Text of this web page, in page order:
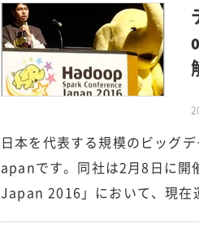
日本を代表する規模のビッグ
apanです。同社は2月8日に
Japan 2016」において、現在